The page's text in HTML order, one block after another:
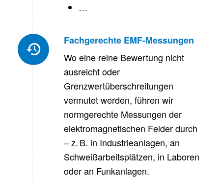
…
Fachgerechte EMF-Messungen
Wo eine reine Bewertung nicht
ausreicht oder
Grenzwertüberschreitungen
vermutet werden, führen wir
normgerechte Messungen der
elektromagnetischen Felder durch
– z. B. in Industrieanlagen, an
Schweißarbeitsplätzen, in Laboren
oder an Funkanlagen.